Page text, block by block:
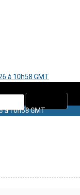
à 10h58 GMT
à 10h58 GMT